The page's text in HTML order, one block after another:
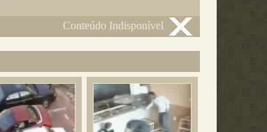
Conteúdo Indisponível